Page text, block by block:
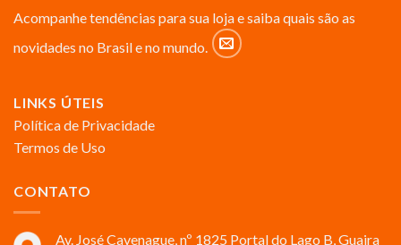
Acompanhe tendências para sua loja e saiba quais são as
novidades no Brasil e no mundo.
LINKS ÚTEIS
Política de Privacidade
Termos de Uso
CONTATO
Av. José Cavenague, nº 1825 Portal do Lago B, Guaira